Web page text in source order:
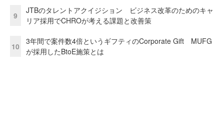
9
JTBのタレントアクイジション ビジネス改革のためのキャ
リア採用でCHROが考える課題と改善策
10
3年間で案件数4倍というギフティのCorporate Gift MUFG
が採用したBtoE施策とは